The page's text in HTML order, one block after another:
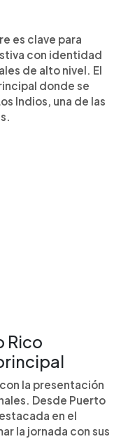
es clave para
con identidad
de alto nivel. El
donde se
Indios, una de las
Rico
la presentación
Desde Puerto
en el
la jornada con sus